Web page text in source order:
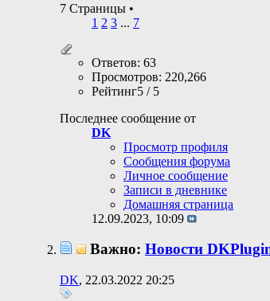
7 Страницы •
1 2 3 ... 7
Ответов: 63
Просмотров: 220,266
Рейтинг5 / 5
Последнее сообщение от
DK
Просмотр профиля
Сообщения форума
Личное сообщение
Записи в дневнике
Домашняя страница
12.09.2023, 10:09
Важно: Новости
DK, 22.03.2022 20:25